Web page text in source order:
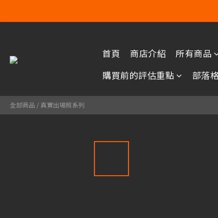
首頁 商店介紹
所有商品
購買前的評估重點
部落
全部商品 / 真實出場照系列